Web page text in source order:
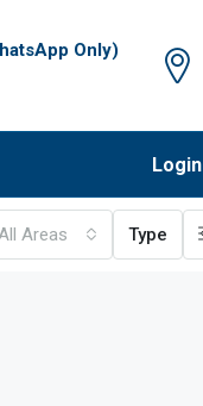
Only)
Login
Areas Type